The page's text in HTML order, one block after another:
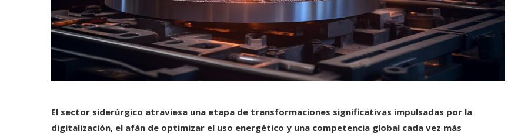
El sector siderúrgico atraviesa una etapa de transformaciones significativas impulsadas por la
digitalización, el afán de optimizar el uso energético y una competencia global cada vez más